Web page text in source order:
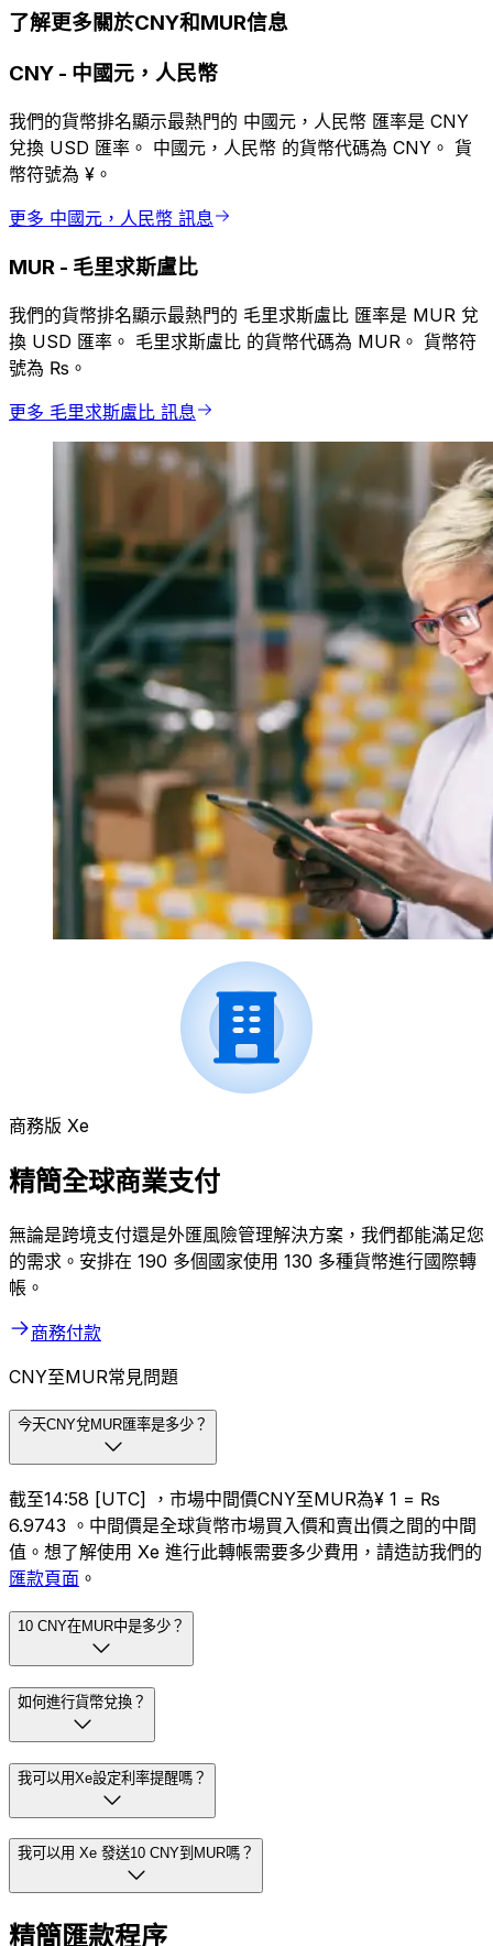
了解更多關於CNY和MUR信息
CNY - 中國元，人民幣
我們的貨幣排名顯示最熱門的 中國元，人民幣 匯率是 CNY
兌換 USD 匯率。 中國元，人民幣 的貨幣代碼為 CNY。 貨
幣符號為 ¥。
更多 中國元，人民幣 訊息
MUR - 毛里求斯盧比
我們的貨幣排名顯示最熱門的 毛里求斯盧比 匯率是 MUR 兌
換 USD 匯率。 毛里求斯盧比 的貨幣代碼為 MUR。 貨幣符
號為 ₨。
更多 毛里求斯盧比 訊息
商務版 Xe
精簡全球商業支付
無論是跨境支付還是外匯風險管理解決方案，我們都能滿足您
的需求。安排在 190 多個國家使用 130 多種貨幣進行國際轉
帳。
商務付款
CNY至MUR常見問題
今天CNY兌MUR匯率是多少？
截至14:58 [UTC] ，市場中間價CNY至MUR為¥ 1 = ₨
6.9743 。中間價是全球貨幣市場買入價和賣出價之間的中間
值。想了解使用 Xe 進行此轉帳需要多少費用，請造訪我們的
匯款頁面 。
10 CNY在MUR中是多少？
如何進行貨幣兌換？
我可以用Xe設定利率提醒嗎？
我可以用 Xe 發送10 CNY到MUR嗎？
精簡匯款程序